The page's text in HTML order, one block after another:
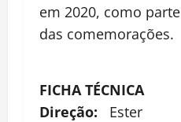
em 2020, como parte
das comemorações.
FICHA TÉCNICA
Direção: Ester